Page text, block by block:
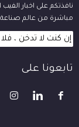
نافذتكم على اخبار
مباشرة من عالم صناعة
إن كنت لا تدخن ، فلا
تابعونا على